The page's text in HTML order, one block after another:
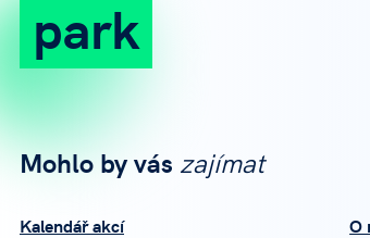
park
Mohlo by vás zajímat
Kalendář akcí
O